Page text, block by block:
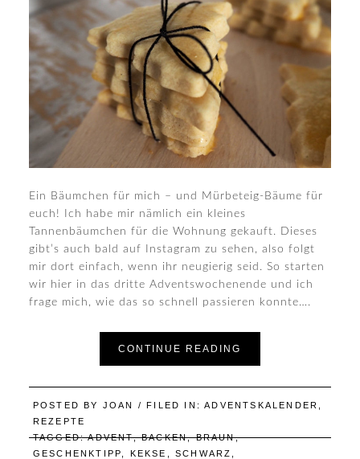
Ein Bäumchen für mich – und Mürbeteig-Bäume für
euch! Ich habe mir nämlich ein kleines
Tannenbäumchen für die Wohnung gekauft. Dieses
gibt’s auch bald auf Instagram zu sehen, also folgt
mir dort einfach, wenn ihr neugierig seid. So starten
wir hier in das dritte Adventswochenende und ich
frage mich, wie das so schnell passieren konnte….
CONTINUE READING
POSTED BY JOAN / FILED IN:ADVENTSKALENDER
REZEPTE
TAGGED:ADVENT,BACKEN,BRAUN,
GESCHENKTIPP
KEKSE ,SCHWARZ